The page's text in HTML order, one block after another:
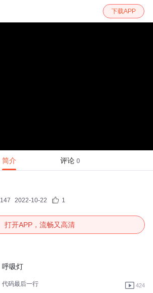
下载APP
简介 评论 0
147 2022-10-22 1
打开APP，流畅又高清
呼吸灯
代码最后一行 424